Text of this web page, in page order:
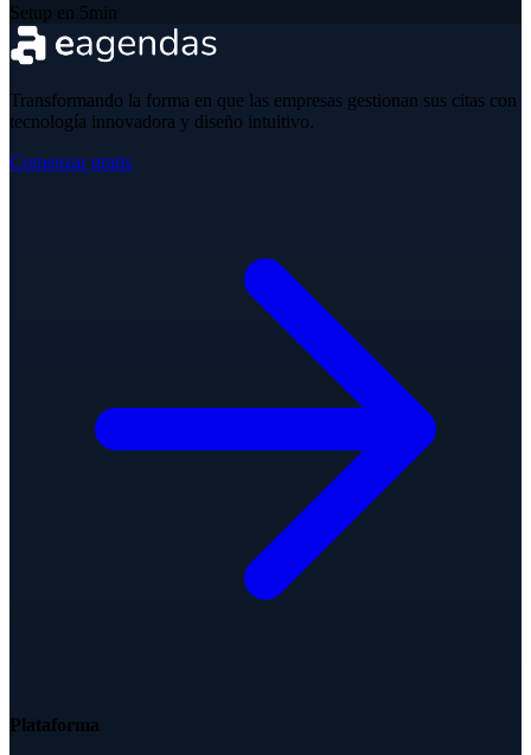
Setup en 5min
Transformando la forma en que las empresas gestionan sus citas con
tecnología innovadora y diseño intuitivo.
Comenzar gratis
Plataforma